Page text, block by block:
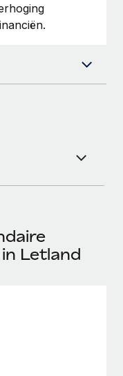
19 landen
2016...
Letland